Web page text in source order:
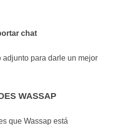
chat
para darle un mejor
WASSAP
que Wassap está